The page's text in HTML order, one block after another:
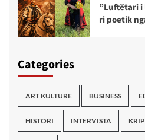
”Luftëtari i
ri poetik
Categories
ART KULTURE BUSINESS
HISTORI INTERVISTA